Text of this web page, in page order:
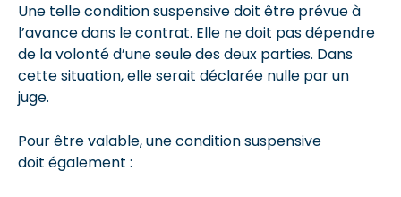
Une telle condition suspensive doit être prévue à
l’avance dans le contrat. Elle ne doit pas dépendre
de la volonté d’une seule des deux parties. Dans
cette situation, elle serait déclarée nulle par un
juge.
Pour être valable, une condition suspensive
doit également :